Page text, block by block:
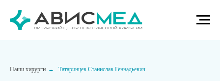
Наши хирурги → Татаринцев Станислав Геннадьевич